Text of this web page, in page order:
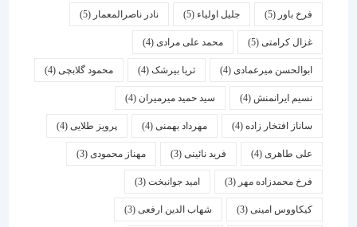
فرخ باور(5) جلیل اولیاء(5) نادر ناصرالمعمار (5)
غزال کرامتی(5) محمد علی مرادی(4)
ابوالحسن میرعمادی(4) ثریا بیرشک(4) محمود گلابچی(4)
نسیم ایرانمنش(4) سید حمید میرمیران(4)
ساناز افتخار زاده(4) مهرداد بهمنی (4) پرویز طلایی(4)
علی طاهری(4) فرید نائینی(3) مهناز محمودی(3)
فرخ محمدزاده مهر(3) امید جوانبخت(3)
کیکاووس امینی(3) شهاب الدین ارفعی(3)